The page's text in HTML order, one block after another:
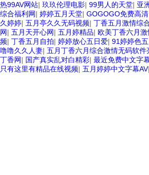
热99AV网站| 玖玖伦理电影| 99男人的天堂| 亚
综合福利网| 婷婷五月天堂| GOGOGO免费高
久婷婷| 五月亭久久无码视频| 丁香五月激情综
网| 五月天开心网| 五月婷精品| 欧美丁香六月
频| 丁香五月自拍| 婷婷放心五日爱| 91婷婷色五
噜噜久久人妻| 五月丁香六月综合激情无码软件
丁香网| 国产真实乱对白精彩| 最近免费中文字
只有这里有精品在线视频| 五月婷婷中文字幕AV|